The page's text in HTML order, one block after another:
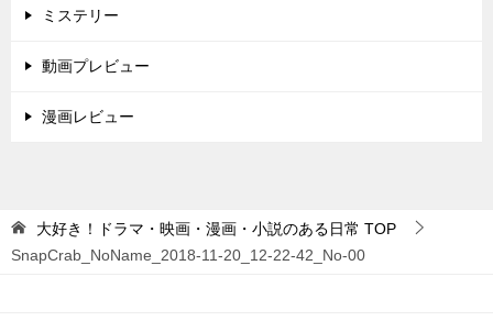
ミステリー
動画プレビュー
漫画レビュー
大好き！ドラマ・映画・漫画・小説のある日常 TOP
SnapCrab_NoName_2018-11-20_12-22-42_No-00